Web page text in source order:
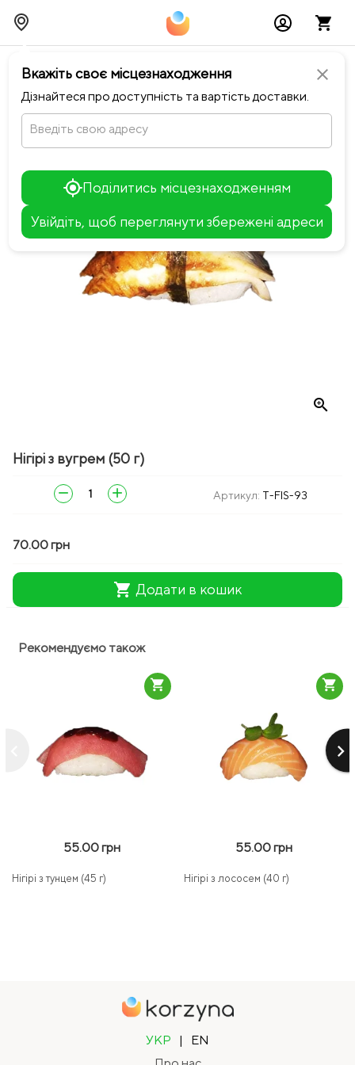
close
Вкажіть своє місцезнаходження
Дізнайтеся про доступність та вартість доставки.
Введіть свою адресу
Поділитись місцезнаходженням
Увійдіть, щоб переглянути збережені адреси
chevron_leftПовернутися до Fish Sushi
zoom_in
Нігірі з вугрем (50 г)
remove add Артикул: T-FIS-93
70.00 грн
shopping_cart Додати в кошик
Рекомендуємо також
keyboard_arrow_right
55.00 грн
Нігірі з тунцем (45 г)
shopping_cart
55.00 грн
Нігірі з лососем (40 г)
shopping_cart
УКР |
EN